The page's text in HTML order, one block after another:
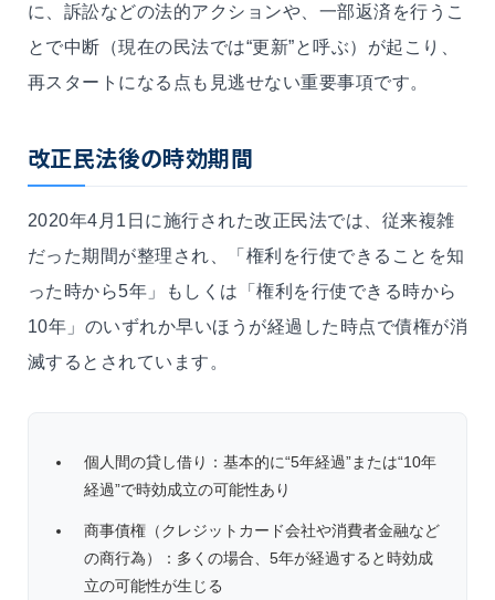
に、訴訟などの法的アクションや、一部返済を行うこ
とで中断（現在の民法では“更新”と呼ぶ）が起こり、
再スタートになる点も見逃せない重要事項です。
改正民法後の時効期間
2020年4月1日に施行された改正民法では、従来複雑
だった期間が整理され、「権利を行使できることを知
った時から5年」もしくは「権利を行使できる時から
10年」のいずれか早いほうが経過した時点で債権が消
滅するとされています。
個人間の貸し借り：基本的に“5年経過”または“10年
経過”で時効成立の可能性あり
商事債権（クレジットカード会社や消費者金融など
の商行為）：多くの場合、5年が経過すると時効成
立の可能性が生じる